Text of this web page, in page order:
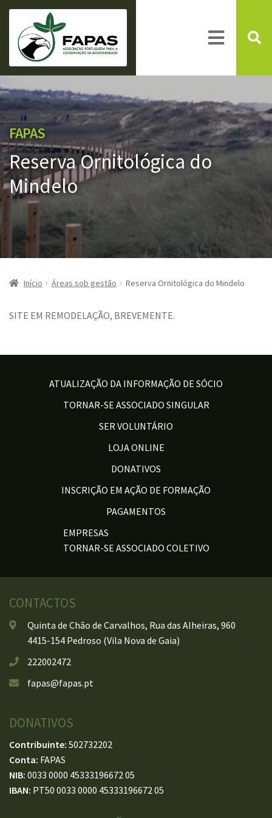
FAPAS
Reserva Ornitológica do
Mindelo
Início Áreas sob gestão Reserva Ornitológica do Mindelo
SITE EM REMODELAÇÃO, BREVEMENTE.
ATUALIZAÇÃO DA INFORMAÇÃO DE SÓCIO
TORNAR-SE ASSOCIADO SINGULAR
SER VOLUNTÁRIO
LOJA ONLINE
DONATIVOS
INSCRIÇÃO EM AÇÃO DE FORMAÇÃO
PAGAMENTOS
EMPRESAS
TORNAR-SE ASSOCIADO COLETIVO
CONTACTOS
Quinta de Chão de Carvalhos, Rua das Alheiras, 960
4415-154 Pedroso (Vila Nova de Gaia)
222002472
fapas@fapas.pt
DONATIVOS
Contribuinte: 502732202
Conta: FAPAS
NIB: 0033 0000 45333196672 05
IBAN: PT50 0033 0000 45333196672 05